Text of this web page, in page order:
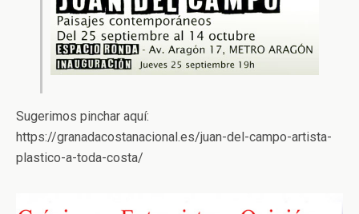
Sugerimos pinchar aquí:
https://granadacostanacional.es/juan-del-campo-artista-
plastico-a-toda-costa/